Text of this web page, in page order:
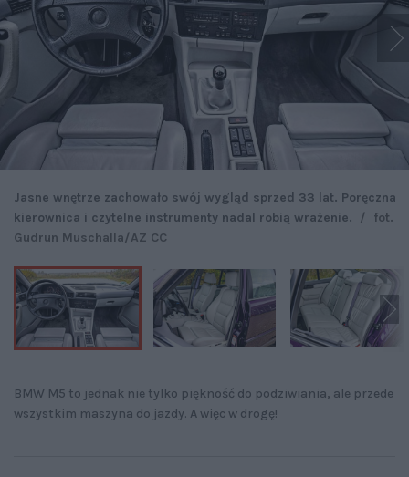
Jasne wnętrze zachowało swój wygląd sprzed 33 lat. Poręczna
kierownica i czytelne instrumenty nadal robią wrażenie. / fot.
Gudrun Muschalla/AZ CC
BMW M5 to jednak nie tylko piękność do podziwiania, ale przede
wszystkim maszyna do jazdy. A więc w drogę!